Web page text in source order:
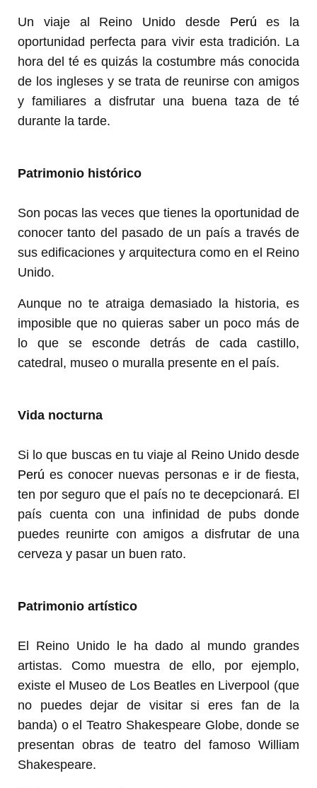
Un viaje al Reino Unido desde Perúes la
oportunidad perfecta para vivir esta tradición. La
hora del té es quizás la costumbre más conocida
de los ingleses y se trata de reunirse con amigos
y familiares a disfrutar una buena taza de té
durante la tarde.
Patrimonio histórico
Son pocas las veces que tienes la oportunidad de
conocer tanto del pasado de un país a través de
sus edificaciones y arquitectura como en el Reino
Unido.
Aunque no te atraiga demasiado la historia, es
imposible que no quieras saber un poco más de
lo que se esconde detrás de cada castillo,
catedral, museo o muralla presente en el país.
Vida nocturna
Si lo que buscas en tu viaje al Reino Unido desde
Perúes conocer nuevas personas e ir de fiesta,
ten por seguro que el país no te decepcionará. El
país cuenta con una infinidad de pubs donde
puedes reunirte con amigos a disfrutar de una
cerveza y pasar un buen rato.
Patrimonio artístico
El Reino Unido le ha dado al mundo grandes
artistas. Como muestra de ello, por ejemplo,
existe el Museo de Los Beatles en Liverpool (que
no puedes dejar de visitar si eres fan de la
banda) o el Teatro Shakespeare Globe, donde se
presentan obras de teatro del famoso William
Shakespeare.